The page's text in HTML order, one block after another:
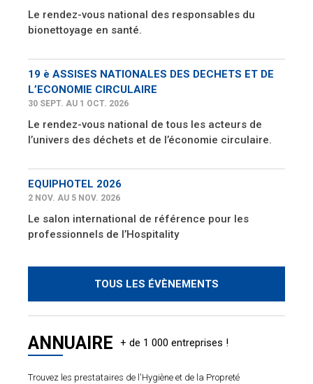
Le rendez-vous national des responsables du
bionettoyage en santé.
19 è ASSISES NATIONALES DES DECHETS ET DE
L’ECONOMIE CIRCULAIRE
30 SEPT. AU 1 OCT. 2026
Le rendez-vous national de tous les acteurs de
l’univers des déchets et de l’économie circulaire.
EQUIPHOTEL 2026
2 NOV. AU 5 NOV. 2026
Le salon international de référence pour les
professionnels de l’Hospitality
TOUS LES ÉVÈNEMENTS
ANNUAIRE
Trouvez les prestataires de l'Hygiène et de la Propreté